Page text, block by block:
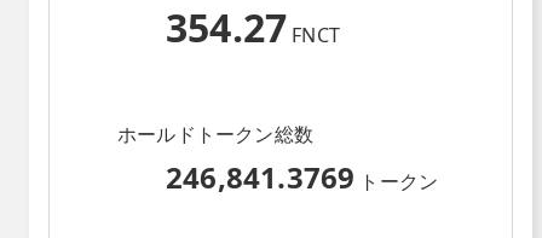
354.27 FNCT
ホールドトークン総数
246,841.3769 トークン